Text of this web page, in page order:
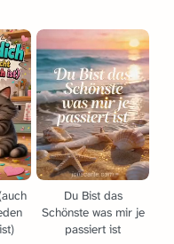
Du Bist das
Schönste was mir je
passiert ist